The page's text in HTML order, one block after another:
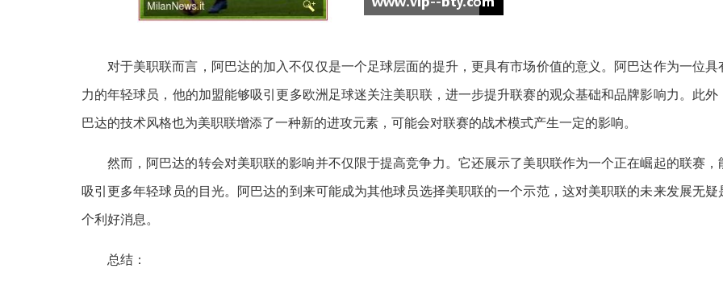
对于美职联而言，阿巴达的加入不仅仅是一个足球层面的提升，更具有市场价值的意义。阿巴达作为一位具
力的年轻球员，他的加盟能够吸引更多欧洲足球迷关注美职联，进一步提升联赛的观众基础和品牌影响力。此外
巴达的技术风格也为美职联增添了一种新的进攻元素，可能会对联赛的战术模式产生一定的影响。
然而，阿巴达的转会对美职联的影响并不仅限于提高竞争力。它还展示了美职联作为一个正在崛起的联赛，
吸引更多年轻球员的目光。阿巴达的到来可能成为其他球员选择美职联的一个示范，这对美职联的未来发展无疑
个利好消息。
总结：